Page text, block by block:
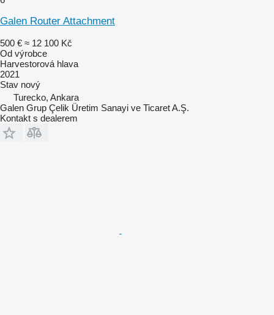
Galen Router Attachment
500 € ≈ 12 100 Kč
Od výrobce
Harvestorová hlava
2021
Stav nový
Turecko, Ankara
Galen Grup Çelik Üretim Sanayi ve Ticaret A.Ş.
Kontakt s dealerem